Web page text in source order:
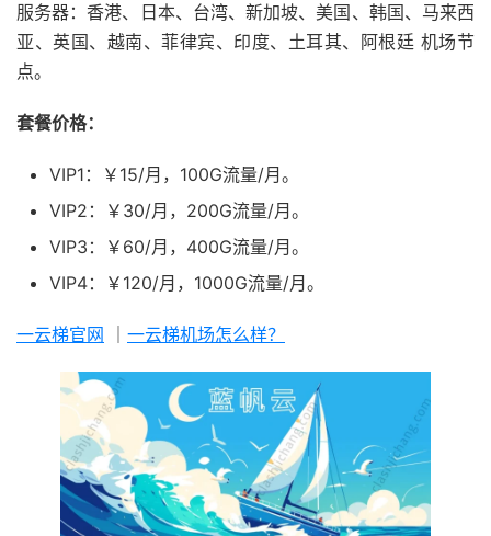
服务器：香港、日本、台湾、新加坡、美国、韩国、马来西
亚、英国、越南、菲律宾、印度、土耳其、阿根廷 机场节
点。
套餐价格：
VIP1：￥15/月，100G流量/月。
VIP2：￥30/月，200G流量/月。
VIP3：￥60/月，400G流量/月。
VIP4：￥120/月，1000G流量/月。
一云梯官网 一云梯机场怎么样？